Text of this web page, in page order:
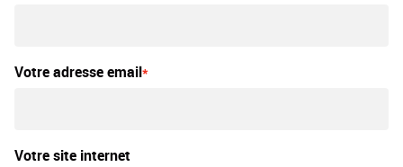
Votre adresse email
Votre site internet